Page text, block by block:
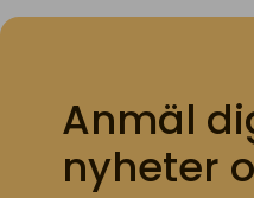
Anmäl
nyheter